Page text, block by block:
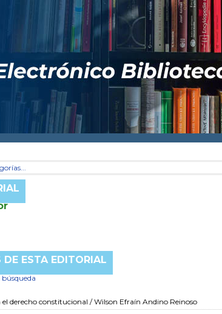
ESTA EDITORIAL
derecho constitucional / Wilson Efraín Andino Reinoso